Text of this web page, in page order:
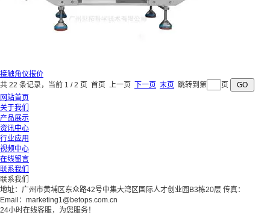
接触角仪报价
共 22 条记录，当前 1 / 2 页 首页 上一页
下一页 末页 跳转到第
页
网站首页
关于我们
产品展示
资讯中心
行业应用
视频中心
在线留言
联系我们
联系我们
地址：广州市黄埔区东众路42号中集大湾区国际人才创业园B3栋20层 传真：
Email：marketing1@betops.com.cn
24小时在线客服，为您服务！